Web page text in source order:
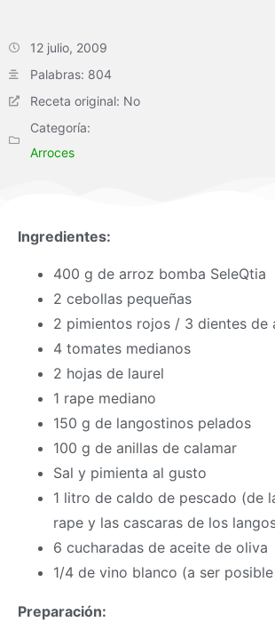
12 julio, 2009
Palabras: 804
Receta original: No
Categoría:
Arroces
Ingredientes:
400 g de arroz bomba SeleQtia
2 cebollas pequeñas
2 pimientos rojos / 3 dientes de
4 tomates medianos
2 hojas de laurel
1 rape mediano
150 g de langostinos pelados
100 g de anillas de calamar
Sal y pimienta al gusto
1 litro de caldo de pescado (de
rape y las cascaras de los
6 cucharadas de aceite de oliva
1/4 de vino blanco (a ser
Preparación: